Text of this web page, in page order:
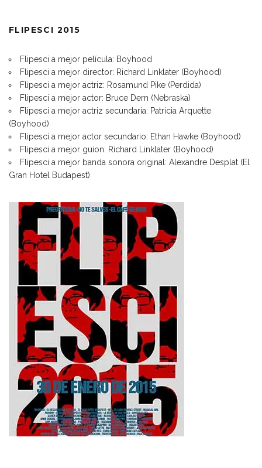
FLIPESCI 2015
Flipesci a mejor película: Boyhood
Flipesci a mejor director: Richard Linklater (Boyhood)
Flipesci a mejor actriz: Rosamund Pike (Perdida)
Flipesci a mejor actor: Bruce Dern (Nebraska)
Flipesci a mejor actriz secundaria: Patricia Arquette
(Boyhood)
Flipesci a mejor actor secundario: Ethan Hawke (Boyhood)
Flipesci a mejor guion: Richard Linklater (Boyhood)
Flipesci a mejor banda sonora original: Alexandre Desplat (El
Gran Hotel Budapest)